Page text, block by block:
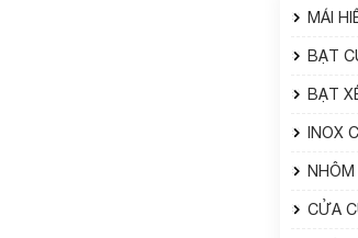
MÁI
BẠT
BẠT
INOX
NHÔM
CỬA